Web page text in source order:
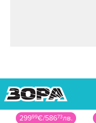
29999€/58673лв.